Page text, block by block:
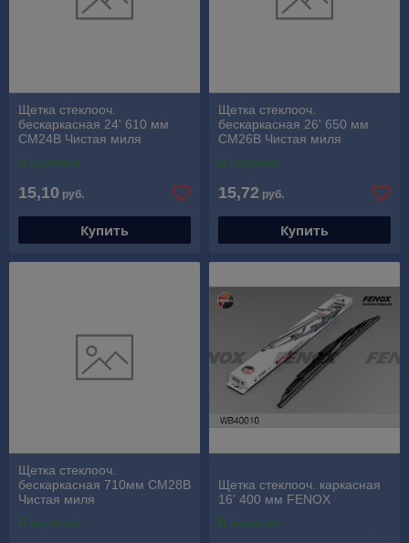
Щетка стеклооч.
бескаркасная 24' 610 мм
СМ24В Чистая миля
В наличии
15,10 руб.
Купить
Щетка стеклооч.
бескаркасная 26' 650 мм
СМ26В Чистая миля
В наличии
15,72 руб.
Купить
Щетка стеклооч.
бескаркасная 710мм СМ28В
Чистая миля
В наличии
Щетка стеклооч. каркасная
16' 400 мм FENOX
В наличии